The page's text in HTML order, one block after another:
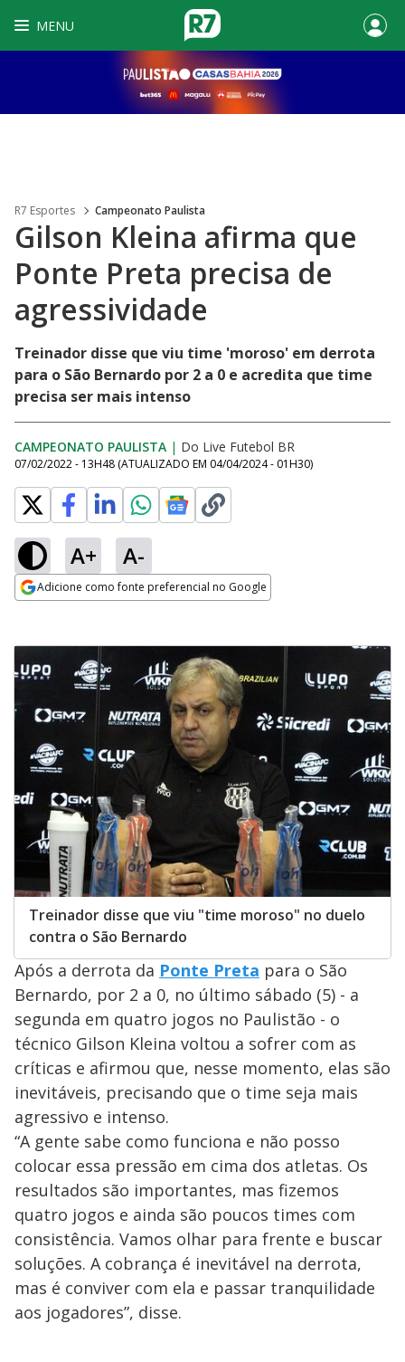
MENU
R7 Esportes Campeonato Paulista
Gilson Kleina afirma que
Ponte Preta precisa de
agressividade
Treinador disse que viu time 'moroso' em derrota
para o São Bernardo por 2 a 0 e acredita que time
precisa ser mais intenso
CAMPEONATO PAULISTA | Do Live Futebol BR
07/02/2022 - 13H48 (ATUALIZADO EM 04/04/2024 - 01H30)
A+ A-
Adicione como fonte preferencial no Google
Treinador disse que viu "time moroso" no duelo
contra o São Bernardo
Após a derrota da Ponte Preta para o São
Bernardo, por 2 a 0, no último sábado (5) - a
segunda em quatro jogos no Paulistão - o
técnico Gilson Kleina voltou a sofrer com as
críticas e afirmou que, nesse momento, elas são
inevitáveis, precisando que o time seja mais
agressivo e intenso.
“A gente sabe como funciona e não posso
colocar essa pressão em cima dos atletas. Os
resultados são importantes, mas fizemos
quatro jogos e ainda são poucos times com
consistência. Vamos olhar para frente e buscar
soluções. A cobrança é inevitável na derrota,
mas é conviver com ela e passar tranquilidade
aos jogadores”, disse.